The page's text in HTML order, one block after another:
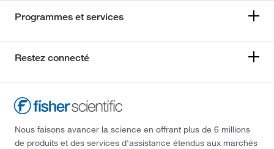
Programmes et services
Restez connecté
Nous faisons avancer la science en offrant plus de 6 millions
de produits et des services d'assistance étendus aux marchés